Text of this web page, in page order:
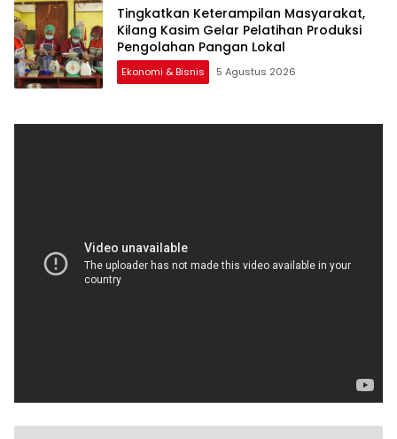
Tingkatkan Keterampilan Masyarakat,
Kilang Kasim Gelar Pelatihan Produksi
Pengolahan Pangan Lokal
Ekonomi & Bisnis 5 Agustus 2026